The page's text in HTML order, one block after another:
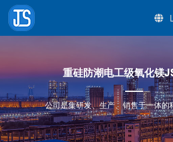
重硅防潮电工级氧化镁
公司是集研发、生产、销售于一体的